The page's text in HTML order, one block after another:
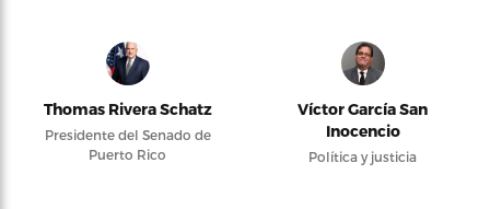
Thomas Rivera Schatz
Presidente del Senado de
Puerto Rico
Víctor García San
Inocencio
Política y justicia